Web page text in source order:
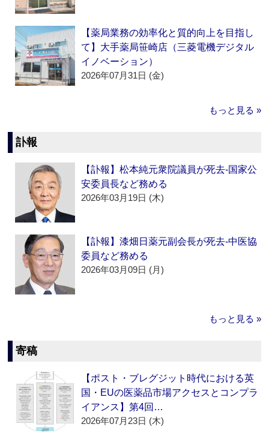
【薬局業務の効率化と質的向上を目指し
て】大手薬局笹崎店（三菱電機デジタル
イノベーション）
2026年07月31日 (金)
もっと見る »
訃報
【訃報】松本純元衆院議員が死去‐国家公
安委員長など務める
2026年03月19日 (木)
【訃報】漆畑日薬元副会長が死去‐中医協
委員など務める
2026年03月09日 (月)
もっと見る »
寄稿
【ポスト・ブレグジット時代における英
国・EUの医薬品市場アクセスとコンプラ
イアンス】第4回…
2026年07月23日 (木)